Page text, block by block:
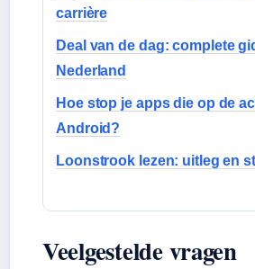
carrière
Deal van de dag: complete
Nederland
Hoe stop je apps die op de
Android?
Loonstrook lezen: uitleg en
Veelgestelde vragen